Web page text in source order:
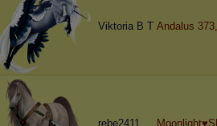
Viktoria B T Andalus
rebe2411